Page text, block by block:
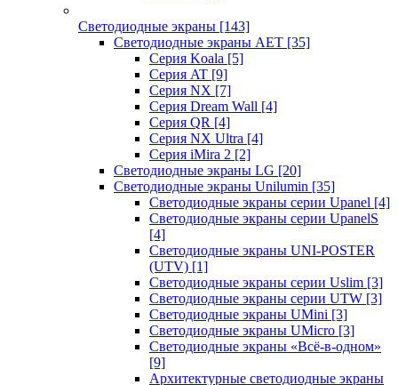
Светодиодные экраны [143]
Светодиодные экраны AET [35]
Cерия Koala [5]
Серия AT [9]
Серия NX [7]
Серия Dream Wall [4]
Серия QR [4]
Серия NX Ultra [4]
Серия iMira 2 [2]
Светодиодные экраны LG [20]
Светодиодные экраны Unilumin [35]
Светодиодные экраны серии Upanel [4]
Светодиодные экраны серии UpanelS
[4]
Светодиодные экраны UNI-POSTER
(UTV) [1]
Светодиодные экраны серии Uslim [3]
Светодиодные экраны серии UTW [3]
Светодиодные экраны UMini [3]
Светодиодные экраны UMicro [3]
Светодиодные экраны «Всё-в-одном»
[9]
Архитектурные светодиодные экраны